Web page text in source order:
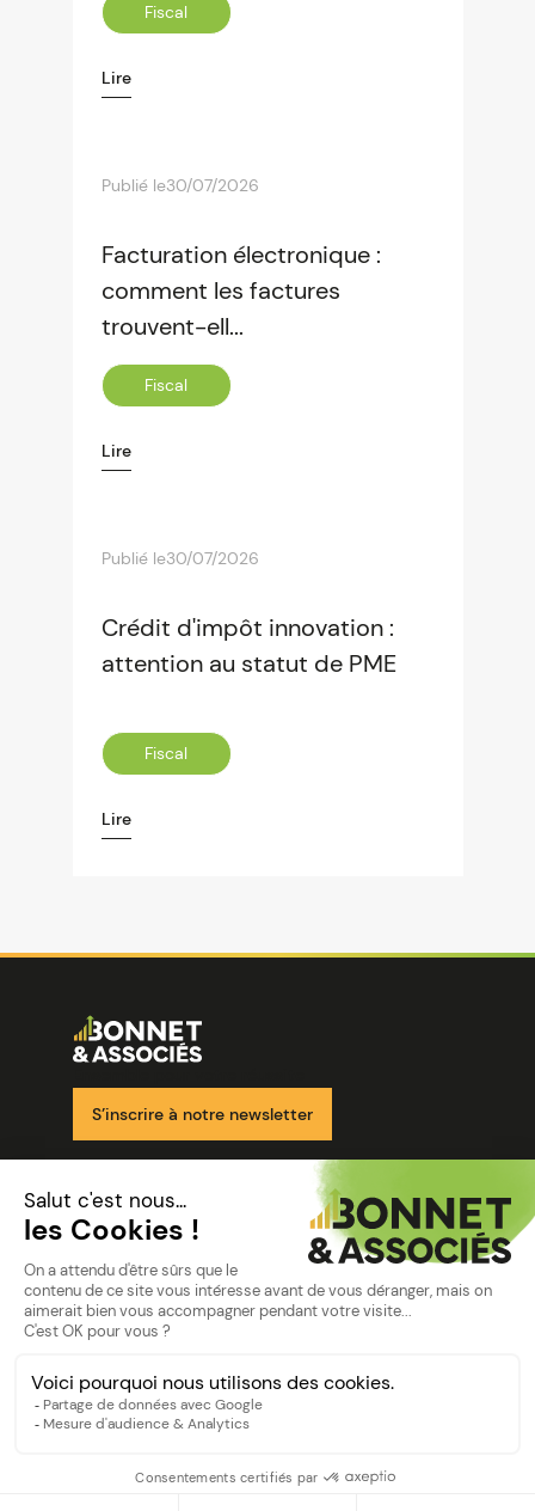
Fiscal
Lire
Publié le30/07/2026
Facturation électronique :
comment les factures
trouvent-ell...
Fiscal
Lire
Publié le30/07/2026
Crédit d'impôt innovation :
attention au statut de PME
Fiscal
Lire
Image
S’inscrire à notre newsletter
Nos solutions
Nos cabinets
Mon espace client
Politique de confidentialité
©Bonnet2023